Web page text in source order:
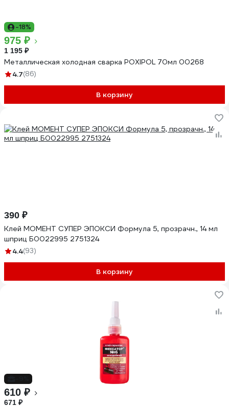
-18%
975 ₽
1 195 ₽
Металлическая холодная сварка POXIPOL 70мл 00268
4.7(86)
В корзину
390 ₽
Клей МОМЕНТ СУПЕР ЭПОКСИ Формула 5, прозрачн., 14 мл
шприц Б0022995 2751324
4.4(93)
В корзину
610 ₽
671 ₽